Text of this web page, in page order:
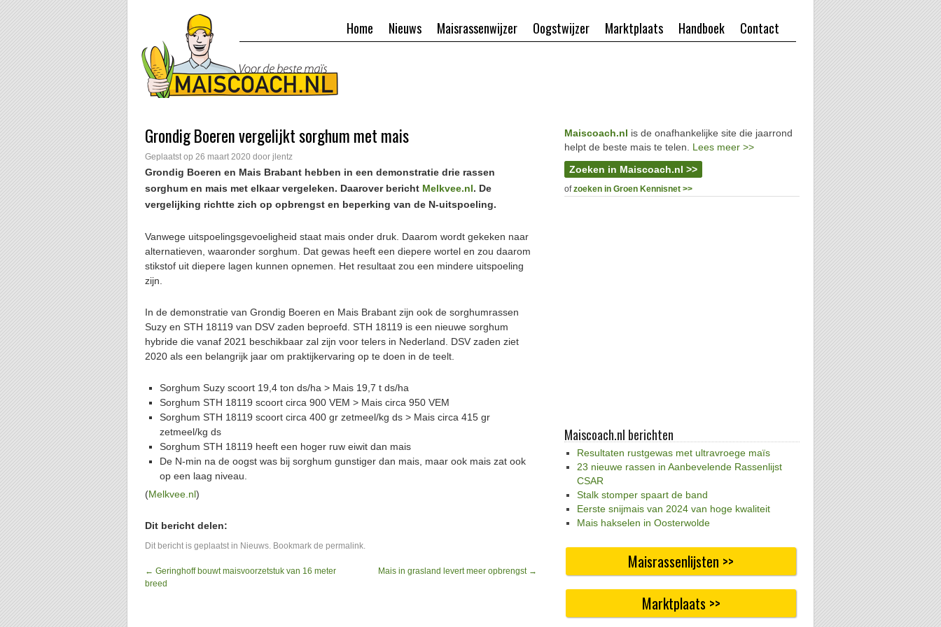
Contact
Handboek
Marktplaats
Oogstwijzer
Maisrassenwijzer
Nieuws
Home
Grondig Boeren vergelijkt sorghum met mais
Geplaatst op 26 maart 2020 door jlentz
Grondig Boeren en Mais Brabant hebben in een demonstratie drie rassen
sorghum en mais met elkaar vergeleken. Daarover bericht Melkvee.nl. De
vergelijking richtte zich op opbrengst en beperking van de N-uitspoeling.
Vanwege uitspoelingsgevoeligheid staat mais onder druk. Daarom wordt gekeken naar
alternatieven, waaronder sorghum. Dat gewas heeft een diepere wortel en zou daarom
stikstof uit diepere lagen kunnen opnemen. Het resultaat zou een mindere uitspoeling
zijn.
In de demonstratie van Grondig Boeren en Mais Brabant zijn ook de sorghumrassen
Suzy en STH 18119 van DSV zaden beproefd. STH 18119 is een nieuwe sorghum
hybride die vanaf 2021 beschikbaar zal zijn voor telers in Nederland. DSV zaden ziet
2020 als een belangrijk jaar om praktijkervaring op te doen in de teelt.
Sorghum Suzy scoort 19,4 ton ds/ha > Mais 19,7 t ds/ha
Sorghum STH 18119 scoort circa 900 VEM > Mais circa 950 VEM
Sorghum STH 18119 scoort circa 400 gr zetmeel/kg ds > Mais circa 415 gr
zetmeel/kg ds
Sorghum STH 18119 heeft een hoger ruw eiwit dan mais
De N-min na de oogst was bij sorghum gunstiger dan mais, maar ook mais zat ook
op een laag niveau.
(Melkvee.nl)
Dit bericht delen:
Dit bericht is geplaatst in Nieuws. Bookmark de permalink.
← Geringhoff bouwt maisvoorzetstuk van 16 meter
breed
Mais in grasland levert meer opbrengst →
Maiscoach.nl is de onafhankelijke site die jaarrond
helpt de beste mais te telen. Lees meer >>
Zoeken in Maiscoach.nl >>
ofzoeken in Groen Kennisnet >>
Maiscoach.nl berichten
Resultaten rustgewas met ultravroege maïs
23 nieuwe rassen in Aanbevelende Rassenlijst
CSAR
Stalk stomper spaart de band
Eerste snijmais van 2024 van hoge kwaliteit
Mais hakselen in Oosterwolde
Maisrassenlijsten >>
Marktplaats >>